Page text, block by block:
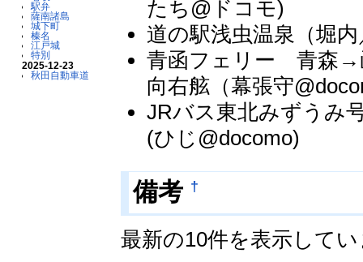
駅弁
薩南諸島
城下町
榛名
江戸城
特別
2025-12-23
秋田自動車道
たち@ドコモ)
道の駅浅虫温泉（堀
青函フェリー 青森→
向右舷（幕張守
JRバス東北みずうみ
(ひじ@docomo)
備考 †
最新の10件を表示して